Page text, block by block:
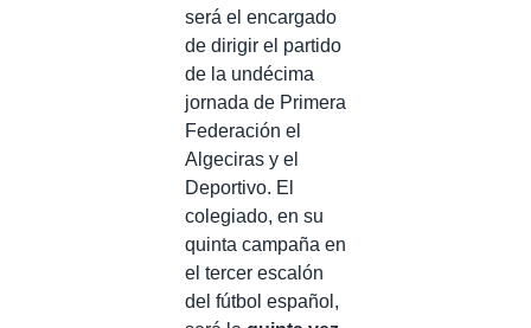
será el encargado
de dirigir el partido
de la undécima
jornada de Primera
Federación el
Algeciras y el
Deportivo. El
colegiado, en su
quinta campaña en
el tercer escalón
del fútbol español,